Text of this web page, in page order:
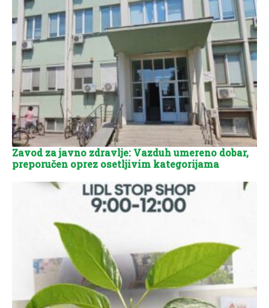
Zavod za javno zdravlje: Vazduh umereno dobar,
preporučen oprez osetljivim kategorijama